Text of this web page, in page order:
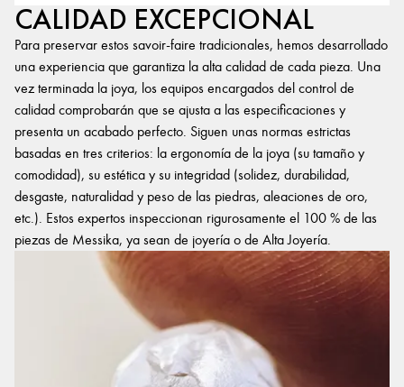
CALIDAD EXCEPCIONAL
Para preservar estos savoir-faire tradicionales, hemos desarrollado
una experiencia que garantiza la alta calidad de cada pieza. Una
vez terminada la joya, los equipos encargados del control de
calidad comprobarán que se ajusta a las especificaciones y
presenta un acabado perfecto. Siguen unas normas estrictas
basadas en tres criterios: la ergonomía de la joya (su tamaño y
comodidad), su estética y su integridad (solidez, durabilidad,
desgaste, naturalidad y peso de las piedras, aleaciones de oro,
etc.). Estos expertos inspeccionan rigurosamente el 100 % de las
piezas de Messika, ya sean de joyería o de Alta Joyería.